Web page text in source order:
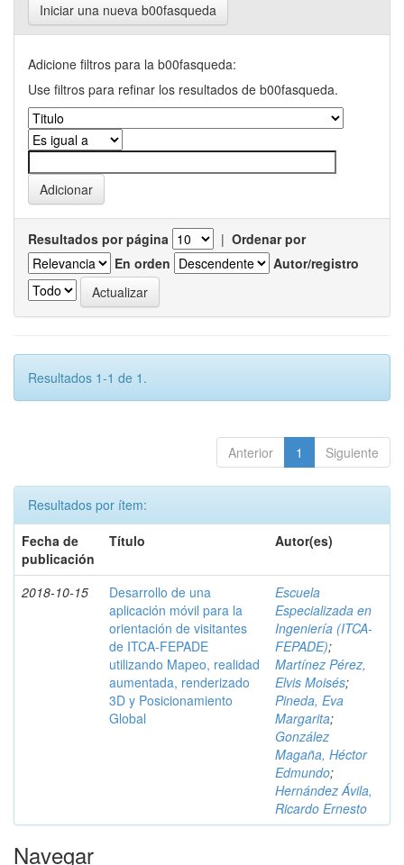
Iniciar una nueva b00fasqueda
Adicione filtros para la b00fasqueda:
Use filtros para refinar los resultados de b00fasqueda.
Resultados por página | Ordenar por
En orden
Autor/registro
Resultados 1-1 de 1.
Anterior 1 Siguiente
Resultados por ítem:
Fecha de
publicación
Título Autor(es)
2018-10-15
Desarrollo de una
aplicación móvil para la
orientación de visitantes
de ITCA-FEPADE
utilizando Mapeo, realidad
aumentada, renderizado
3D y Posicionamiento
Global
Escuela
Especializada en
Ingeniería (ITCA-
FEPADE);
Martínez Pérez,
Elvis Moisés;
Pineda, Eva
Margarita;
González
Magaña, Héctor
Edmundo;
Hernández Ávila,
Ricardo Ernesto
Navegar